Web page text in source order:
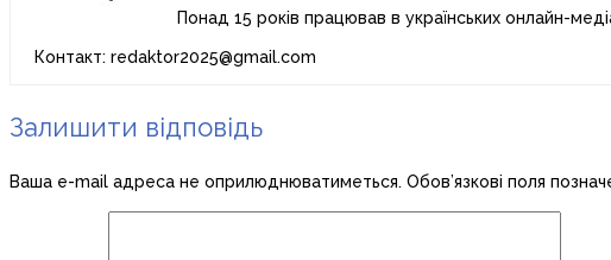
Понад 15 років працював в українських онлайн-
Контакт: redaktor2025@gmail.com
Залишити відповідь
Ваша e-mail адреса не оприлюднюватиметься. Обов’язкові поля